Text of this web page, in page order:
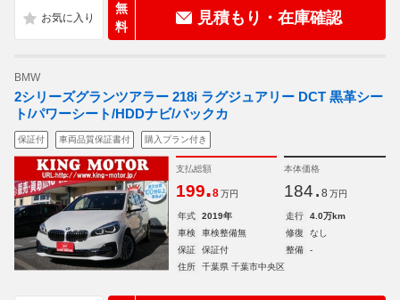
無
料
見積もり・在庫確認
BMW
2シリーズグランツアラー 218i ラグジュアリー DCT 黒革シー
ト/パワーシート/HDDナビ/バックカ
保証付 車両品質保証書付 購入プラン付き
支払総額
199.8 万円
本体価格
184. 8 万円
年式 2019年 走行
4.0万km
車検
車検整備無 修復
なし
保証
保証付 整備
-
住所
千葉県 千葉市中央区